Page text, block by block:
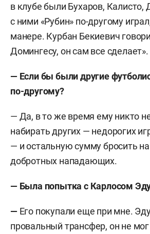
в клубе были Бухаров, Калисто,
с ними «Рубин» по-другому
манере. Курбан Бекиевич
Домингесу, он сам все сделает».
— Если бы были другие
по-другому?
— Да, в то же время ему никто
набирать других — недорогих
— и остальную сумму бросить
добротных нападающих.
— Была попытка с Карлосом
— Его покупали еще при мне.
провальный трансфер, он не